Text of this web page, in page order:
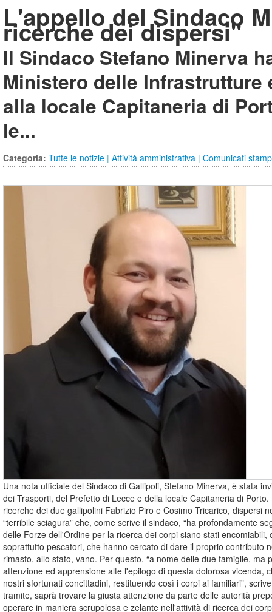
L'appello del Sindaco
ricerche dei dispersi"
Il Sindaco Stefano Minerva
Ministero delle Infrastrutture
alla locale Capitaneria di
le...
Categoria: Tutte le notizie | Attività amministrativa | Comunicati
Una nota ufficiale del Sindaco di Gallipoli, Stefano Minerva, è stata
dei Trasporti, del Prefetto di Lecce e della locale Capitaneria di
ricerche dei due gallipolini Fabrizio Piro e Cosimo Tricarico, dispersi
“terribile sciagura” che, come scrive il sindaco, “ha profondamente
delle Forze dell'Ordine per la ricerca dei corpi siano stati
soprattutto pescatori, che hanno cercato di dare il proprio contributo
rimasto, allo stato, vano. Per questo, “a nome delle due famiglie,
attenzione ed apprensione alte l'epilogo di questa dolorosa
nostri sfortunati concittadini, restituendo così i corpi ai familiari”,
tramite, saprà trovare la giusta attenzione da parte delle autorità
operare in maniera scrupolosa e zelante nell'attività di ricerca dei